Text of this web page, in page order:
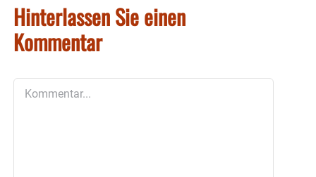
Hinterlassen Sie einen
Kommentar